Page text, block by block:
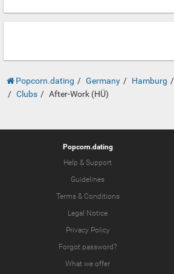
Popcorn.dating Germany Hamburg
Clubs
After-Work (HÜ)
Popcorn.dating
Help & Support
Guidelines
Terms & Conditions
Legal Notice
Privacy Policy
Forgot password?
What we offer